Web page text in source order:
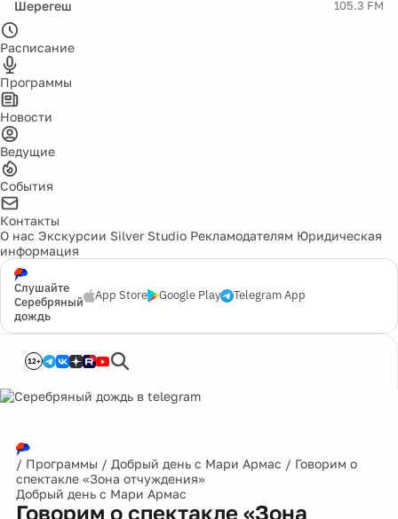
Шерегеш 105.3 FM
Расписание
Программы
Новости
Ведущие
События
Контакты
О нас Экскурсии Silver Studio Рекламодателям Юридическая
информация
Слушайте
Серебряный
дождь
App Store Google Play Telegram App
12+
/ Программы / Добрый день с Мари Армас / Говорим о
спектакле «Зона отчуждения»
Добрый день с Мари Армас
Говорим о спектакле «Зона